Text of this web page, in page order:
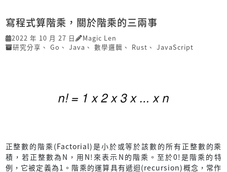
寫程式算階乘，關於階乘的三兩事
2022 年 10 月 27 日
Magic Len
研究分享 、 Go 、 Java 、 數學邏輯 、 Rust 、 JavaScript
正整數的階乘(Factorial)是小於或等於該數的所有正整數的乘
積，若正整數為N，用N!來表示N的階乘。至於0!是階乘的特
例，它被定義為1。階乘的運算具有遞迴(recursion)概念，常作